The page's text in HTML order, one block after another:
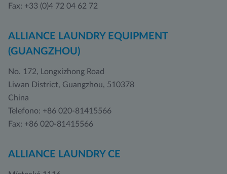
Fax: +33 (0)4 72 04 62 72
ALLIANCE LAUNDRY EQUIPMENT
(GUANGZHOU)
No. 172, Longxizhong Road
Liwan District, Guangzhou, 510378
China
Telefono: +86 020-81415566
Fax: +86 020-81415566
ALLIANCE LAUNDRY CE